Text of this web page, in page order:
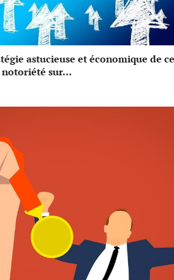
astucieuse et économique de
notoriété sur…